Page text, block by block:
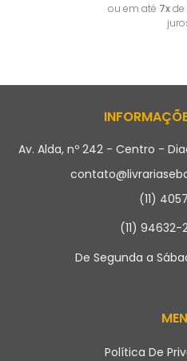
ou em até 7xde
Av. Alda, nº 242 - Centro -
(11)
(11) 94632-
De Segunda a
Política De